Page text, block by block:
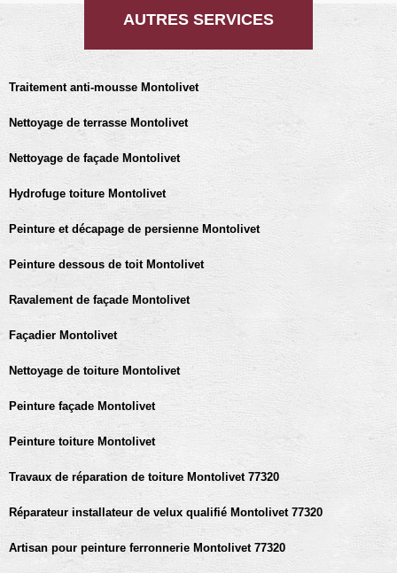
AUTRES SERVICES
Traitement anti-mousse Montolivet
Nettoyage de terrasse Montolivet
Nettoyage de façade Montolivet
Hydrofuge toiture Montolivet
Peinture et décapage de persienne Montolivet
Peinture dessous de toit Montolivet
Ravalement de façade Montolivet
Façadier Montolivet
Nettoyage de toiture Montolivet
Peinture façade Montolivet
Peinture toiture Montolivet
Travaux de réparation de toiture Montolivet 77320
Réparateur installateur de velux qualifié Montolivet 77320
Artisan pour peinture ferronnerie Montolivet 77320